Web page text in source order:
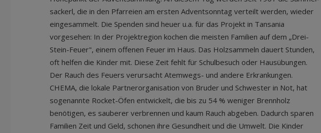
sackerl, die in den Pfarreien am ersten Adventsonntag verteilt werden, wieder
eingesammelt. Die Spenden sind heuer u.a. für das Projekt in Tansania
vorgesehen: In der Projektregion kochen die meisten Familien auf dem „Drei-
Stein-Feuer", einem offenen Feuer im Haus. Das Holzsammeln dauert Stunden,
oft helfen die Kinder mit. Diese Zeit fehlt für Schulbesuch oder Hausübungen.
Der Rauch des Feuers verursacht Atemwegs- und andere Erkrankungen.
CHEMA, die lokale Partnerorganisation von Bruder und Schwester in Not, hat
sogenannte Rocket-Öfen entwickelt, die bis zu 54 % weniger Brennholz
benötigen, es sauberer verbrennen und kaum Rauch abgeben. Dadurch sparen
Familien Zeit und Geld, schonen ihre Gesundheit und die Umwelt. Die Kinder